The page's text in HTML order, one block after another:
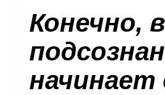
Конечно,
начинает